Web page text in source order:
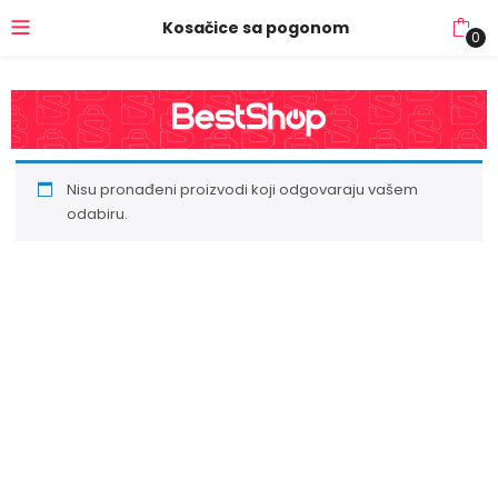
Kosačice sa pogonom 0
Nisu pronađeni proizvodi koji odgovaraju vašem
odabiru.